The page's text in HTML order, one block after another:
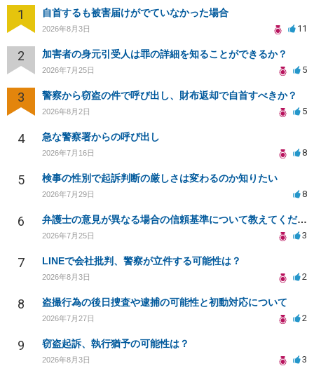
1 自首するも被害届けがでていなかった場合
2026年8月3日 11
2 加害者の身元引受人は罪の詳細を知ることができるか？
2026年7月25日 5
3 警察から窃盗の件で呼び出し、財布返却で自首すべきか？
2026年8月2日 5
4 急な警察署からの呼び出し
2026年7月16日 8
5 検事の性別で起訴判断の厳しさは変わるのか知りたい
2026年7月29日 8
6 弁護士の意見が異なる場合の信頼基準について教えてください
2026年7月25日 3
7 LINEで会社批判、警察が立件する可能性は？
2026年8月3日 2
8 盗撮行為の後日捜査や逮捕の可能性と初動対応について
2026年7月27日 2
9 窃盗起訴、執行猶予の可能性は？
2026年8月3日 3